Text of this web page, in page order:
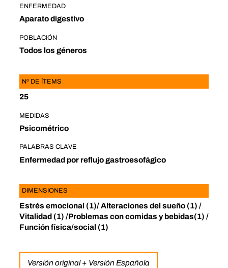
ENFERMEDAD
Aparato digestivo
POBLACIÓN
Todos los géneros
Nº DE ÍTEMS
25
MEDIDAS
Psicométrico
PALABRAS CLAVE
Enfermedad por reflujo gastroesofágico
DIMENSIONES
Estrés emocional (1)/ Alteraciones del sueño (1) /
Vitalidad (1) /Problemas con comidas y bebidas(1) /
Función física/social (1)
Versión original + Versión Española